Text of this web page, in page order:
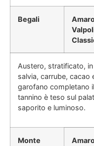
Begali
Austero, stratificato,
salvia, carrube,
garofano completano
tannino è teso sul
saporito e luminoso.
Monte